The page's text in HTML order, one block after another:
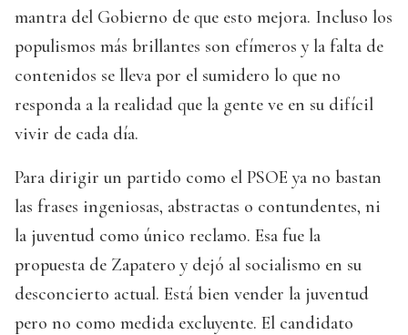
mantra del Gobierno de que esto mejora. Incluso los
populismos más brillantes son efímeros y la falta de
contenidos se lleva por el sumidero lo que no
responda a la realidad que la gente ve en su difícil
vivir de cada día.
Para dirigir un partido como el PSOE ya no bastan
las frases ingeniosas, abstractas o contundentes, ni
la juventud como único reclamo. Esa fue la
propuesta de Zapatero y dejó al socialismo en su
desconcierto actual. Está bien vender la juventud
pero no como medida excluyente. El candidato